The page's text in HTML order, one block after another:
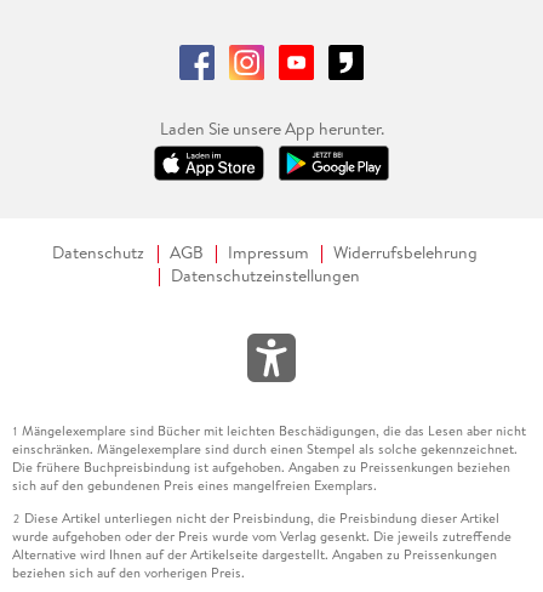
Laden Sie unsere App herunter.
Datenschutz AGB Impressum
Widerrufsbelehrung
Datenschutzeinstellungen
1 Mängelexemplare sind Bücher mit leichten Beschädigungen, die das Lesen aber nicht
einschränken. Mängelexemplare sind durch einen Stempel als solche gekennzeichnet.
Die frühere Buchpreisbindung ist aufgehoben. Angaben zu Preissenkungen beziehen
sich auf den gebundenen Preis eines mangelfreien Exemplars.
2 Diese Artikel unterliegen nicht der Preisbindung, die Preisbindung dieser Artikel
wurde aufgehoben oder der Preis wurde vom Verlag gesenkt. Die jeweils zutreffende
Alternative wird Ihnen auf der Artikelseite dargestellt. Angaben zu Preissenkungen
beziehen sich auf den vorherigen Preis.